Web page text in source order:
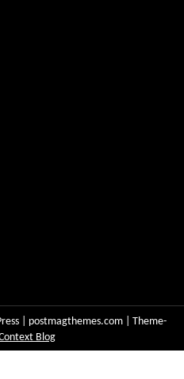
postmagthemes.com
Theme-
Blog